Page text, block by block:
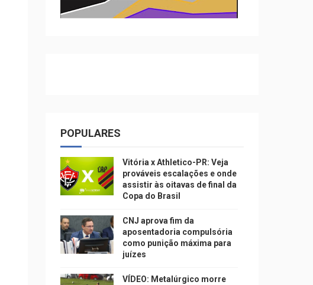
POPULARES
Vitória x Athletico-PR: Veja
prováveis escalações e onde
assistir às oitavas de final da
Copa do Brasil
CNJ aprova fim da
aposentadoria compulsória
como punição máxima para
juízes
VÍDEO: Metalúrgico morre